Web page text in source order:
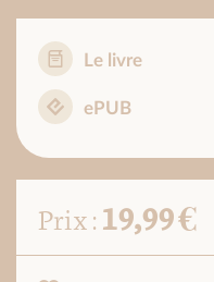
Le livre
ePUB
Prix :19,99 €